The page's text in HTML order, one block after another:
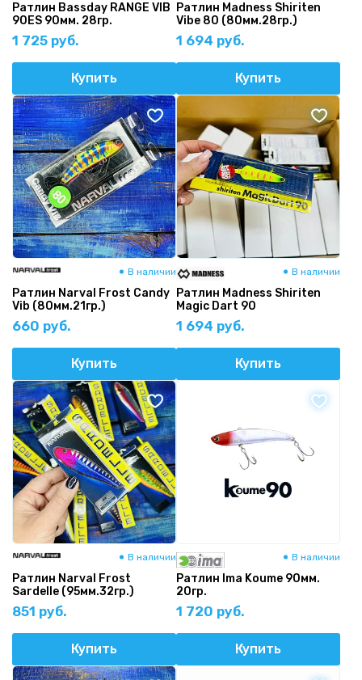
Ратлин Bassday RANGE VIB
90ES 90мм. 28гр.
1 725 руб.
Купить
Ратлин Madness Shiriten
Vibe 80 (80мм.28гр.)
1 694 руб.
Купить
В наличии
Ратлин Narval Frost Candy
Vib (80мм.21гр.)
660 руб.
Купить
В наличии
Ратлин Madness Shiriten
Magic Dart 90
1 694 руб.
Купить
В наличии
Ратлин Narval Frost
Sardelle (95мм.32гр.)
851 руб.
Купить
В наличии
Ратлин Ima Koume 90мм.
20гр.
1 720 руб.
Купить